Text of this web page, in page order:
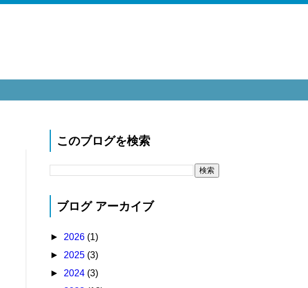
このブログを検索
ブログ アーカイブ
► 2026 (1)
► 2025 (3)
► 2024 (3)